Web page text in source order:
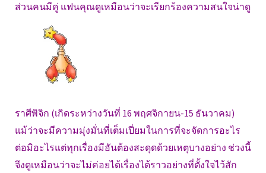
ส่วนคนมีคู่ แฟนคุณดูเหมือนว่าจะเรียกร้องความสนใจน่าดู
ราศีพิจิก (เกิดระหว่างวันที่ 16 พฤศจิกายน-15 ธันวาคม)
แม้ว่าจะมีความมุ่งมั่นที่เต็มเปี่ยมในการที่จะจัดการอะไร
ต่อมิอะไรแต่ทุกเรื่องมีอันต้องสะดุดด้วยเหตุบางอย่าง ช่วงนี้
จึงดูเหมือนว่าจะไม่ค่อยได้เรื่องได้ราวอย่างที่ตั้งใจไว้สัก